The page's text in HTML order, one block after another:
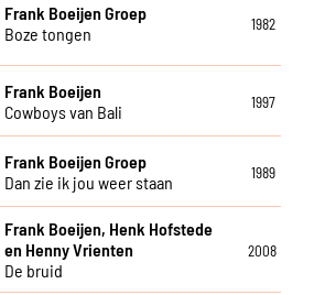
Frank Boeijen Groep
Boze tongen
1982
Frank Boeijen
Cowboys van Bali
1997
Frank Boeijen Groep
Dan zie ik jou weer staan
1989
Frank Boeijen, Henk Hofstede
en Henny Vrienten
De bruid
2008